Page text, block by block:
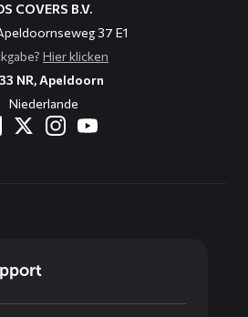
COVERS B.V.
37 E1
Hier klicken
NR, Apeldoorn
Niederlande